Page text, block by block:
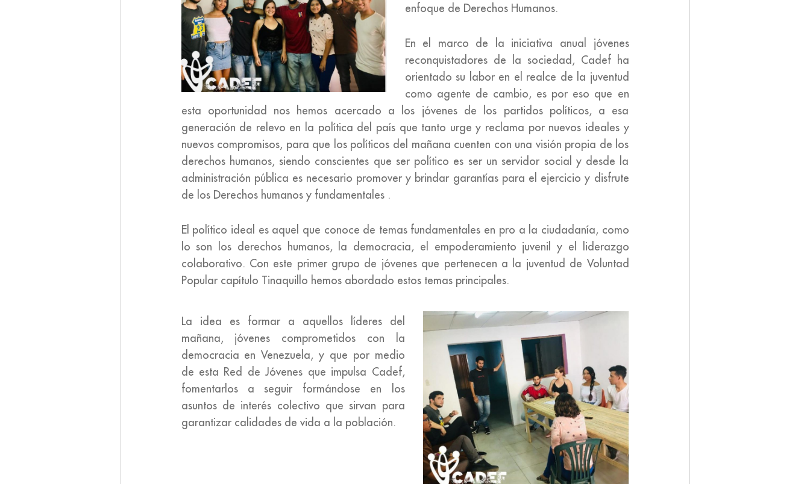
enfoque de Derechos Humanos.
En el marco de la iniciativa anual jóvenes
reconquistadores de la sociedad, Cadef ha
orientado su labor en el realce de la juventud
como agente de cambio, es por eso que en
esta oportunidad nos hemos acercado a los jóvenes de los partidos políticos, a esa
generación de relevo en la política del país que tanto urge y reclama por nuevos ideales y
nuevos compromisos, para que los políticos del mañana cuenten con una visión propia de los
derechos humanos, siendo conscientes que ser político es ser un servidor social y desde la
administración pública es necesario promover y brindar garantías para el ejercicio y disfrute
de los Derechos humanos y fundamentales .
El político ideal es aquel que conoce de temas fundamentales en pro a la ciudadanía, como
lo son los derechos humanos, la democracia, el empoderamiento juvenil y el liderazgo
colaborativo. Con este primer grupo de jóvenes que pertenecen a la juventud de Voluntad
Popular capítulo Tinaquillo hemos abordado estos temas principales.
La idea es formar a aquellos líderes del
mañana, jóvenes comprometidos con la
democracia en Venezuela, y que por medio
de esta Red de Jóvenes que impulsa Cadef,
fomentarlos a seguir formándose en los
asuntos de interés colectivo que sirvan para
garantizar calidades de vida a la población.